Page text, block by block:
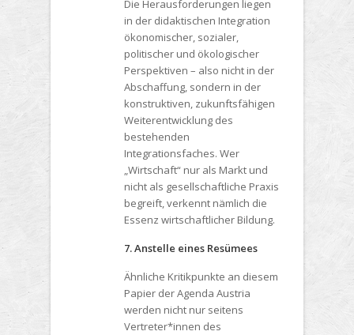
Die Herausforderungen liegen
in der didaktischen Integration
ökonomischer, sozialer,
politischer und ökologischer
Perspektiven – also nicht in der
Abschaffung, sondern in der
konstruktiven, zukunftsfähigen
Weiterentwicklung des
bestehenden
Integrationsfaches. Wer
„Wirtschaft“ nur als Markt und
nicht als gesellschaftliche Praxis
begreift, verkennt nämlich die
Essenz wirtschaftlicher Bildung.
7. Anstelle eines Resümees
Ähnliche Kritikpunkte an diesem
Papier der Agenda Austria
werden nicht nur seitens
Vertreter*innen des